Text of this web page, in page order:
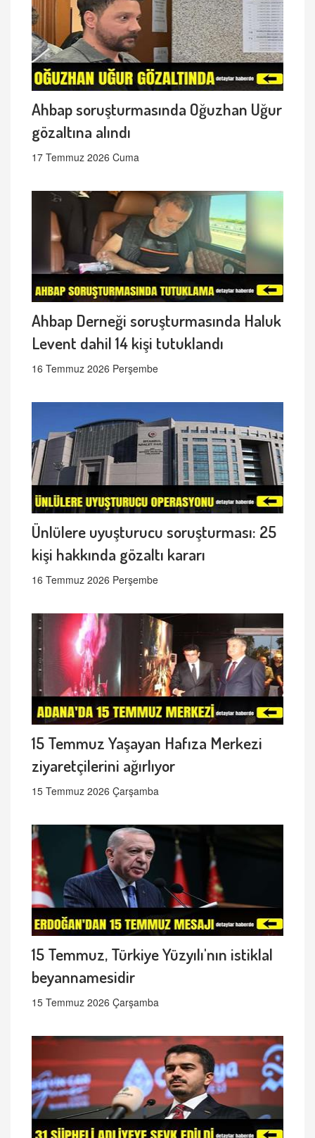
Ahbap soruşturmasında Oğuzhan Uğur
gözaltına alındı
17 Temmuz 2026 Cuma
Ahbap Derneği soruşturmasında Haluk
Levent dahil 14 kişi tutuklandı
16 Temmuz 2026 Perşembe
Ünlülere uyuşturucu soruşturması: 25
kişi hakkında gözaltı kararı
16 Temmuz 2026 Perşembe
15 Temmuz Yaşayan Hafıza Merkezi
ziyaretçilerini ağırlıyor
15 Temmuz 2026 Çarşamba
15 Temmuz, Türkiye Yüzyılı'nın istiklal
beyannamesidir
15 Temmuz 2026 Çarşamba